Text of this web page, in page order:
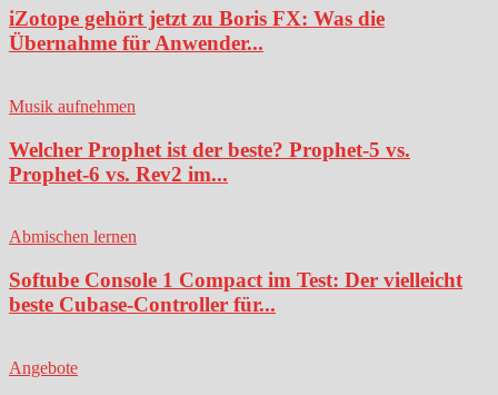
iZotope gehört jetzt zu Boris FX: Was die
Übernahme für Anwender...
Musik aufnehmen
Welcher Prophet ist der beste? Prophet-5 vs.
Prophet-6 vs. Rev2 im...
Abmischen lernen
Softube Console 1 Compact im Test: Der vielleicht
beste Cubase-Controller für...
Angebote